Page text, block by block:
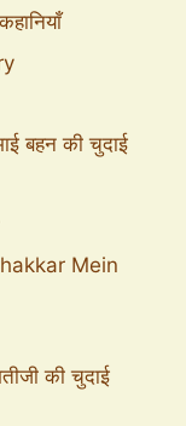
बहन की चुदाई
Mein
की चुदाई